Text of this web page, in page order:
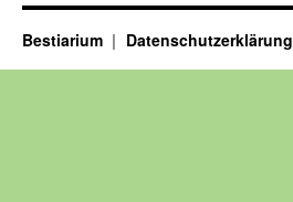
Bestiarium Datenschutzerklärung